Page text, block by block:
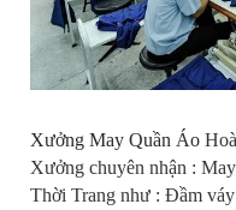
Xưởng May Quần Áo
Xưởng chuyên nhận :
Thời Trang như : Đầm